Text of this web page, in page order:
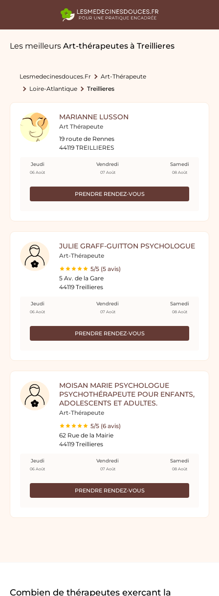
Les meilleurs Art-thérapeutes à Treillieres
Lesmedecinesdouces.fr
Art-Thérapeute
Loire-Atlantique
Treillieres
MARIANNE LUSSON
Art Thérapeute
19 route de Rennes
44119 TREILLIERES
PRENDRE RENDEZ-VOUS
Jeudi
06 Août
Vendredi
07 Août
Samedi
08 Août
JULIE GRAFF-GUITTON PSYCHOLOGUE
Art-Thérapeute
5/5 (5 avis)
5 Av. de la Gare
44119 Treillieres
PRENDRE RENDEZ-VOUS
Jeudi
06 Août
Vendredi
07 Août
Samedi
08 Août
MOISAN MARIE PSYCHOLOGUE
PSYCHOTHÉRAPEUTE POUR ENFANTS,
ADOLESCENTS ET ADULTES.
Art-Thérapeute
5/5 (6 avis)
62 Rue de la Mairie
44119 Treillieres
PRENDRE RENDEZ-VOUS
Jeudi
06 Août
Vendredi
07 Août
Samedi
08 Août
Combien de thérapeutes exerçant la